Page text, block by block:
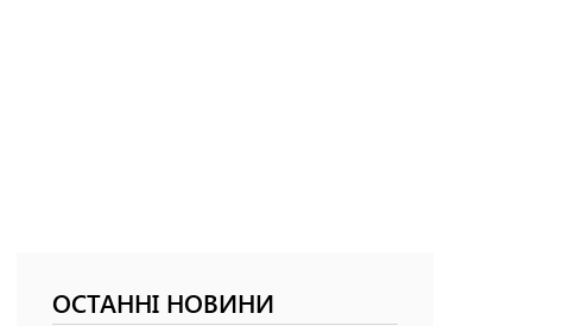
ОСТАННІ НОВИНИ